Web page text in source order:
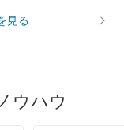
見る
ウハウ